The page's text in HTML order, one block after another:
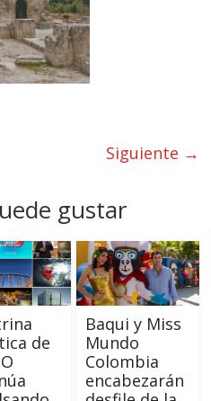
Siguiente →
gustar
de
Baqui y Miss
Mundo
Colombia
encabezarán